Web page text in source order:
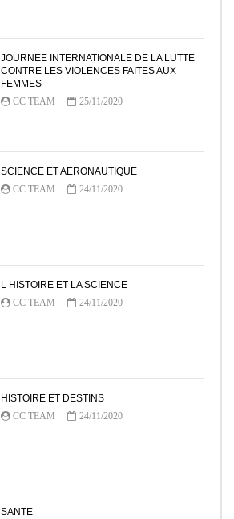
JOURNEE INTERNATIONALE DE LA LUTTE
CONTRE LES VIOLENCES FAITES AUX
FEMMES
CC TEAM
25/11/2020
SCIENCE ET AERONAUTIQUE
CC TEAM
24/11/2020
L HISTOIRE ET LA SCIENCE
CC TEAM
24/11/2020
HISTOIRE ET DESTINS
CC TEAM
24/11/2020
SANTE